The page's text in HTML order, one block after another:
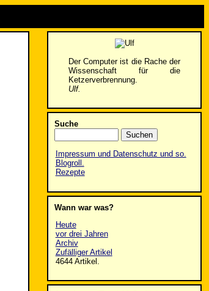
Der Computer ist die Rache der
Wissenschaft für die
Ketzerverbrennung.
Ulf.
Suche
Impressum und Datenschutz und so.
Blogroll.
Rezepte
Wann war was?
Heute
vor drei Jahren
Archiv
Zufälliger Artikel
4644 Artikel.